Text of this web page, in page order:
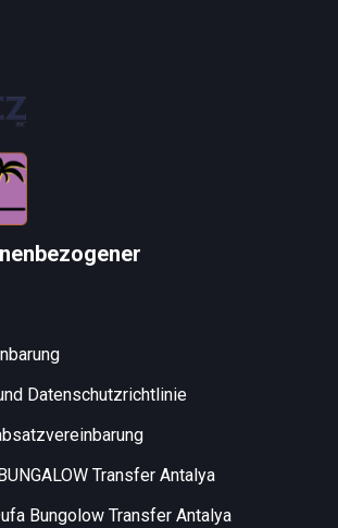
Datenschutzrichtlinie
Transfer Antalya
Bungolow Transfer Antalya